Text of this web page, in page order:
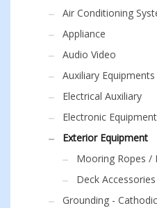
Air Conditioning
Appliance
Audio Video
Auxiliary Equipments
Electrical Auxiliary
Electronic Equipment
Exterior Equipment
Mooring Ropes /
Deck Accessories
Grounding -